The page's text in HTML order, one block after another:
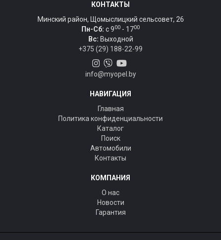
КОНТАКТЫ
Минский район, Щомыслицкий сельсовет, 26
Пн-Сб: c 900 - 1700
Вс: Выходной
+375 (29) 188-22-99
info@myopel.by
НАВИГАЦИЯ
Главная
Политика конфиденциальности
Каталог
Поиск
Автомобили
Контакты
КОМПАНИЯ
О нас
Новости
Гарантия